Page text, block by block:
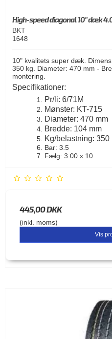
High-speed diagonal 10" dæk
BKT
1648
10" kvalitets super dæk.
350 kg. Diameter: 470 mm -
montering.
Specifikationer:
Pr/li: 6/71M
Mønster: KT-715
Diameter: 470 mm
Bredde: 104 mm
Kg/belastning: 350
Bar: 3.5
Fælg: 3.00 x 10
445,00 DKK
(inkl. moms)
Vis